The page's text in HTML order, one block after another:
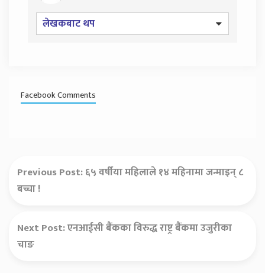
लेखकबाट थप
Facebook Comments
Previous Post:६५ वर्षीया महिलाले १४ महिनामा जन्माइन् ८
बच्चा !
Next Post:एनआईसी बैंकका विरुद्ध राष्ट्र बैंकमा उजुरीका
चाङ